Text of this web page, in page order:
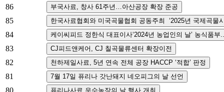
86
85
84
83
82
81